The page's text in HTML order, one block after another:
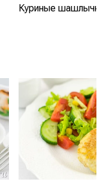
Куриные шашлычки